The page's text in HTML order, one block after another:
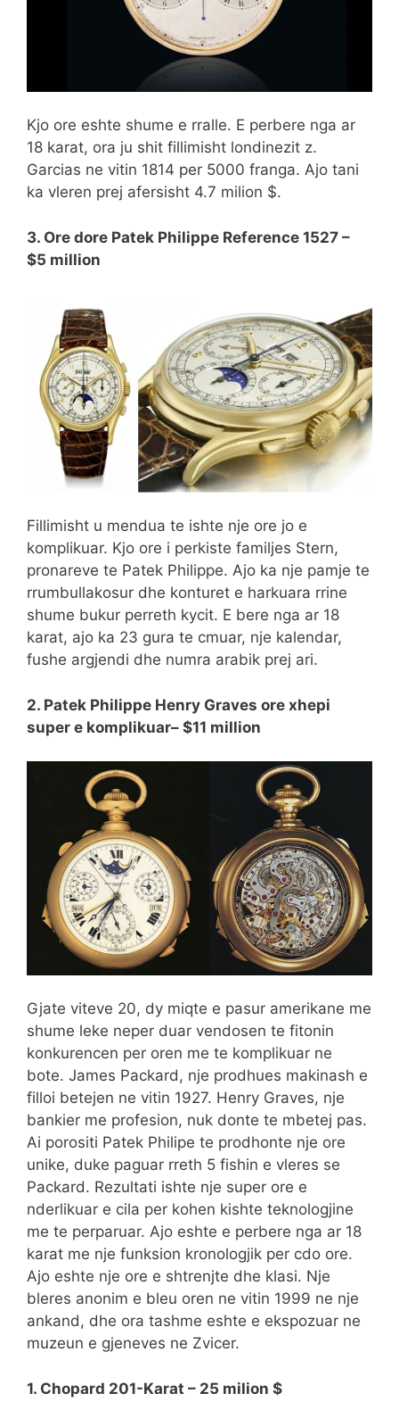
Kjo ore eshte shume e rralle. E perbere nga ar
18 karat, ora ju shit fillimisht londinezit z.
Garcias ne vitin 1814 per 5000 franga. Ajo tani
ka vleren prej afersisht 4.7 milion $.
3. Ore dore Patek Philippe Reference 1527 –
$5 million
Fillimisht u mendua te ishte nje ore jo e
komplikuar. Kjo ore i perkiste familjes Stern,
pronareve te Patek Philippe. Ajo ka nje pamje te
rrumbullakosur dhe konturet e harkuara rrine
shume bukur perreth kycit. E bere nga ar 18
karat, ajo ka 23 gura te cmuar, nje kalendar,
fushe argjendi dhe numra arabik prej ari.
2. Patek Philippe Henry Graves ore xhepi
super e komplikuar– $11 million
Gjate viteve 20, dy miqte e pasur amerikane me
shume leke neper duar vendosen te fitonin
konkurencen per oren me te komplikuar ne
bote. James Packard, nje prodhues makinash e
filloi betejen ne vitin 1927. Henry Graves, nje
bankier me profesion, nuk donte te mbetej pas.
Ai porositi Patek Philipe te prodhonte nje ore
unike, duke paguar rreth 5 fishin e vleres se
Packard. Rezultati ishte nje super ore e
nderlikuar e cila per kohen kishte teknologjine
me te perparuar. Ajo eshte e perbere nga ar 18
karat me nje funksion kronologjik per cdo ore.
Ajo eshte nje ore e shtrenjte dhe klasi. Nje
bleres anonim e bleu oren ne vitin 1999 ne nje
ankand, dhe ora tashme eshte e ekspozuar ne
muzeun e gjeneves ne Zvicer.
1. Chopard 201-Karat – 25 milion $